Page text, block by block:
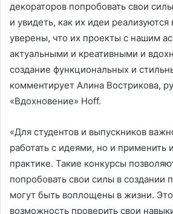
декораторов попробовать свои
и увидеть, как их идеи
уверены, что их проекты с нашим
актуальными и креативными и
создание функциональных и
комментирует Алина Вострикова,
«Вдохновение» Hoff.
«Для студентов и выпускников
работать с идеями, но и применить
практике. Такие конкурсы
попробовать свои силы в создании
могут быть воплощены в жизни.
возможность проверить свои